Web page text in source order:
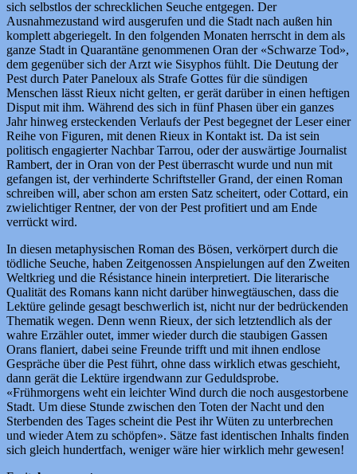
sich selbstlos der schrecklichen Seuche entgegen. Der
Ausnahmezustand wird ausgerufen und die Stadt nach außen hin
komplett abgeriegelt. In den folgenden Monaten herrscht in dem als
ganze Stadt in Quarantäne genommenen Oran der «Schwarze Tod»,
dem gegenüber sich der Arzt wie Sisyphos fühlt. Die Deutung der
Pest durch Pater Paneloux als Strafe Gottes für die sündigen
Menschen lässt Rieux nicht gelten, er gerät darüber in einen heftigen
Disput mit ihm. Während des sich in fünf Phasen über ein ganzes
Jahr hinweg ersteckenden Verlaufs der Pest begegnet der Leser einer
Reihe von Figuren, mit denen Rieux in Kontakt ist. Da ist sein
politisch engagierter Nachbar Tarrou, oder der auswärtige Journalist
Rambert, der in Oran von der Pest überrascht wurde und nun mit
gefangen ist, der verhinderte Schriftsteller Grand, der einen Roman
schreiben will, aber schon am ersten Satz scheitert, oder Cottard, ein
zwielichtiger Rentner, der von der Pest profitiert und am Ende
verrückt wird.
In diesen metaphysischen Roman des Bösen, verkörpert durch die
tödliche Seuche, haben Zeitgenossen Anspielungen auf den Zweiten
Weltkrieg und die Résistance hinein interpretiert. Die literarische
Qualität des Romans kann nicht darüber hinwegtäuschen, dass die
Lektüre gelinde gesagt beschwerlich ist, nicht nur der bedrückenden
Thematik wegen. Denn wenn Rieux, der sich letztendlich als der
wahre Erzähler outet, immer wieder durch die staubigen Gassen
Orans flaniert, dabei seine Freunde trifft und mit ihnen endlose
Gespräche über die Pest führt, ohne dass wirklich etwas geschieht,
dann gerät die Lektüre irgendwann zur Geduldsprobe.
«Frühmorgens weht ein leichter Wind durch die noch ausgestorbene
Stadt. Um diese Stunde zwischen den Toten der Nacht und den
Sterbenden des Tages scheint die Pest ihr Wüten zu unterbrechen
und wieder Atem zu schöpfen». Sätze fast identischen Inhalts finden
sich gleich hundertfach, weniger wäre hier wirklich mehr gewesen!